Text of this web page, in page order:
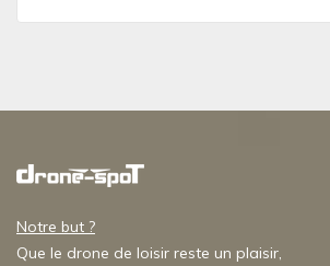
Notre but ?
Que le drone de loisir reste un plaisir,